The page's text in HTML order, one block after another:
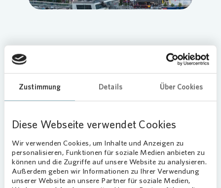
Zustimmung Details Über Cookies
Diese Webseite verwendet Cookies
Wir verwenden Cookies, um Inhalte und Anzeigen zu
personalisieren, Funktionen für soziale Medien anbieten zu
können und die Zugriffe auf unsere Website zu analysieren.
Außerdem geben wir Informationen zu Ihrer Verwendung
unserer Website an unsere Partner für soziale Medien,
Mettenhof ihre erste Ladesäule mit zwei
Ladepunkten in Kiel errichtet.
Anwohnerinnen und Anwohner sowie
sofort ihre elektrobetriebenen
Öffentlich zugängliche Station
Die Ladestation wird im Rahmen des